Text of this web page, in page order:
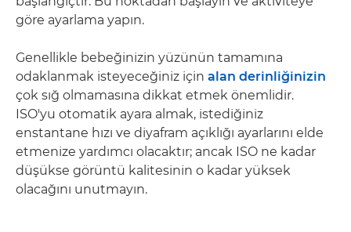
göre ayarlama yapın.
Genellikle bebeğinizin yüzünün tamamına
odaklanmak isteyeceğiniz için alan derinliğinizin
çok sığ olmamasına dikkat etmek önemlidir.
ISO'yu otomatik ayara almak, istediğiniz
enstantane hızı ve diyafram açıklığı ayarlarını elde
etmenize yardımcı olacaktır; ancak ISO ne kadar
düşükse görüntü kalitesinin o kadar yüksek
olacağını unutmayın.